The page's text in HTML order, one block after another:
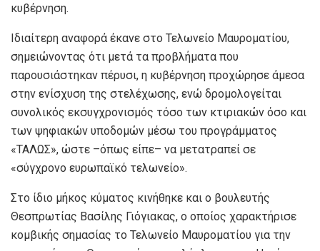
κυβέρνηση.
Ιδιαίτερη αναφορά έκανε στο Τελωνείο Μαυροματίου,
σημειώνοντας ότι μετά τα προβλήματα που
παρουσιάστηκαν πέρυσι, η κυβέρνηση προχώρησε άμεσα
στην ενίσχυση της στελέχωσης, ενώ δρομολογείται
συνολικός εκσυγχρονισμός τόσο των κτιριακών όσο και
των ψηφιακών υποδομών μέσω του προγράμματος
«ΤΑΛΩΣ», ώστε –όπως είπε– να μετατραπεί σε
«σύγχρονο ευρωπαϊκό τελωνείο».
Στο ίδιο μήκος κύματος κινήθηκε και ο βουλευτής
Θεσπρωτίας Βασίλης Γιόγιακας, ο οποίος χαρακτήρισε
κομβικής σημασίας το Τελωνείο Μαυροματίου για την